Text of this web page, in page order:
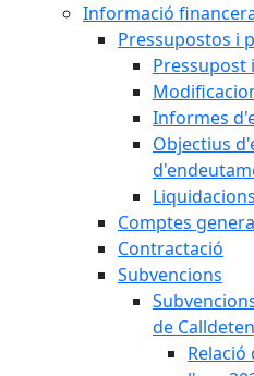
Informació
Pressupostos i
Pressupost
Informes
Objectius
Comptes
Contractació
Subvencions
de